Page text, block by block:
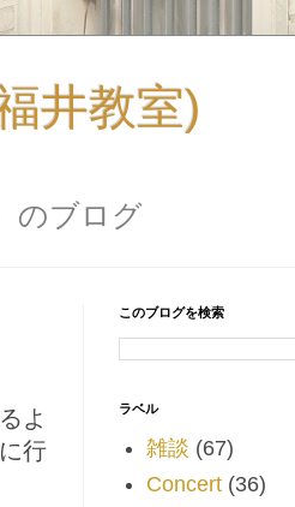
井教室)
のブログ
よ
行
このブログを検索
ラベル
雑談 (67)
Concert (36)